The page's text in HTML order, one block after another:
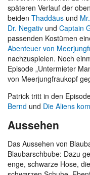
späteren Verlauf der
beiden Thaddäus und
Dr. Negativ und Captain
passenden Kostümen
Abenteuer von
nachzuspielen. Noch
Episode „Untermieter
von Meerjungfraukopf
Patrick tritt in den
Bernd und Die Aliens
Aussehen
Das Aussehen von
Blaubarschbube: Dazu
enge, schwarze Hose,